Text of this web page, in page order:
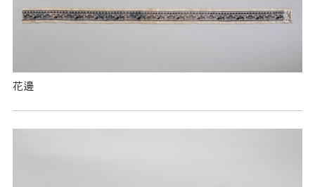
花邊